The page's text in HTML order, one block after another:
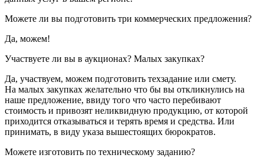
Можете ли вы подготовить три коммерческих предложения?
Да, можем!
Участвуете ли вы в аукционах? Малых закупках?
Да, участвуем, можем подготовить техзадание или смету.
На малых закупках желательно что бы вы откликнулись на
наше предложение, ввиду того что часто перебивают
стоимость и привозят неликвидную продукцию, от которой
приходится отказываться и терять время и средства. Или
принимать, в виду указа вышестоящих бюрократов.
Можете изготовить по техническому заданию?